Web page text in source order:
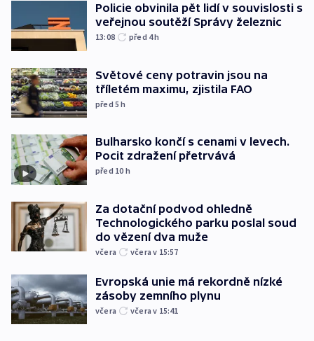
Policie obvinila pět lidí v souvislosti s
veřejnou soutěží Správy železnic
13:08 před 4h
Světové ceny potravin jsou na
tříletém maximu, zjistila FAO
před 5h
Bulharsko končí s cenami v levech.
Pocit zdražení přetrvává
před 10 h
Za dotační podvod ohledně
Technologického parku poslal soud
do vězení dva muže
včera včera v 15:57
Evropská unie má rekordně nízké
zásoby zemního plynu
včera včera v 15:41